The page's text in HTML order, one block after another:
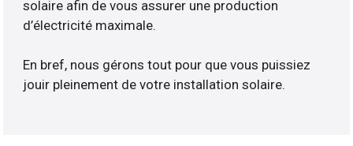
solaire afin de vous assurer une production
d’électricité maximale.
En bref, nous gérons tout pour que vous puissiez
jouir pleinement de votre installation solaire.